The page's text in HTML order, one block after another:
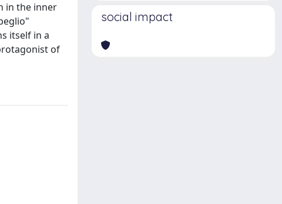
in the inner
itself in a
of
social impact